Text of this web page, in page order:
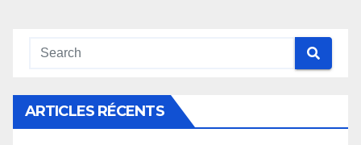
ARTICLES RÉCENTS